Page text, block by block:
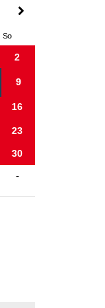
So
2
9
16
23
30
-